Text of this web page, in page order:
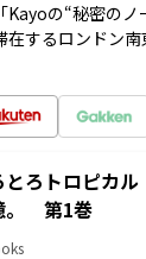
の“秘密のノ
在するロンドン
とろトロピカ
。 第1巻